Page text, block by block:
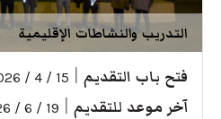
التدريب والنشاطات الإقليمية
فتح باب التقديم 15 / 4 / 2026
آخر موعد للتقديم 19 / 6 / 2026